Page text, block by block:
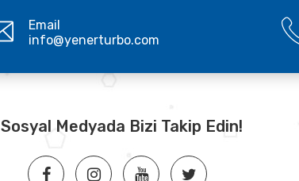
Email
info@yenerturbo.com
Sosyal Medyada Bizi Takip Edin!